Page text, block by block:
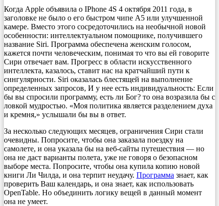
Когда Apple объявила о IPhone 4S 4 октября 2011 года, в
заголовке не было о его быстром чипе A5 или улучшенной
камере. Вместо этого сосредоточились на необычной новой
особенности: интеллектуальном помощнике, получившего
название Siri. Программа обеспечена женским голосом,
кажется почти человеческим, понимая то что вы ей говорите
Сири отвечает вам. Прогресс в области искусственного
интеллекта, казалось, ставит нас на кратчайший пути к
сингулярности. Siri оказалась блестящей на выполнение
определенных запросов, И у нее есть индивидуальность: Если
бы вы спросили программу, есть ли Бог? то она возразила бы с
ловкой мудростью. «Моя политика является разделением духа
и кремня,» услышали бы вы в ответ.
За несколько следующих месяцев, ограничения Сири стали
очевидны. Попросите, чтобы она заказала поездку на
самолете, и она указала бы на веб-сайты путешествия — но
она не даст варианты полета, уже не говоря о безопасном
выборе места. Попросите, чтобы она купила копию новой
книги Ли Чилда, и она терпит неудачу. Программа знает, как
проверить Ваш календарь, и она знает, как использовать
OpenTable. Но объединить логику вещей в данный момент
она не умеет.